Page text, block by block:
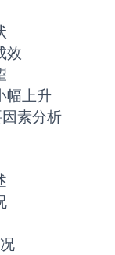
效
幅上升
素分析